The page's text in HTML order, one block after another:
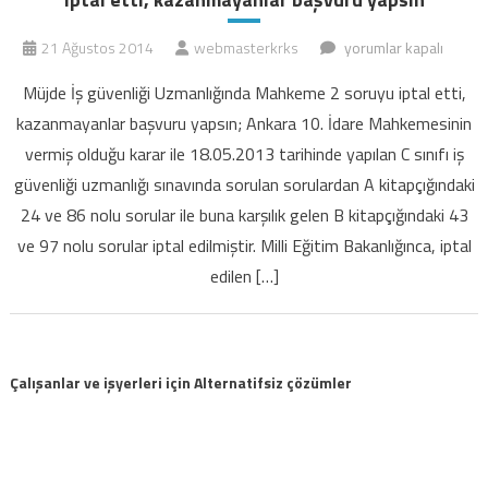
21 Ağustos 2014 webmasterkrks
Müjde
güvenliği
Uzmanlığında
Mahkeme
2
soruyu
iptal
başvuru
yorumlar kapalı
Müjde İş güvenliği Uzmanlığında Mahkeme 2 soruyu iptal etti,
kazanmayanlar başvuru yapsın; Ankara 10. İdare Mahkemesinin
vermiş olduğu karar ile 18.05.2013 tarihinde yapılan C sınıfı iş
güvenliği uzmanlığı sınavında sorulan sorulardan A kitapçığındaki
24 ve 86 nolu sorular ile buna karşılık gelen B kitapçığındaki 43
ve 97 nolu sorular iptal edilmiştir. Milli Eğitim Bakanlığınca, iptal
edilen […]
Çalışanlar ve işyerleri için Alternatifsiz çözümler